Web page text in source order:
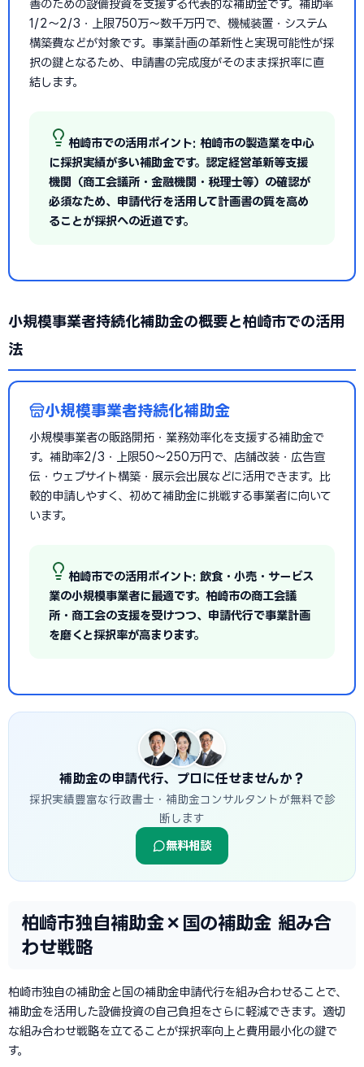
善のための設備投資を支援する代表的な補助金です。補助率
1/2〜2/3・上限750万〜数千万円で、機械装置・システム
構築費などが対象です。事業計画の革新性と実現可能性が採
択の鍵となるため、申請書の完成度がそのまま採択率に直
結します。
柏崎市での活用ポイント: 柏崎市の製造業を中心
に採択実績が多い補助金です。認定経営革新等支援
機関（商工会議所・金融機関・税理士等）の確認が
必須なため、申請代行を活用して計画書の質を高め
ることが採択への近道です。
小規模事業者持続化補助金の概要と柏崎市での活用
法
小規模事業者持続化補助金
小規模事業者の販路開拓・業務効率化を支援する補助金で
す。補助率2/3・上限50〜250万円で、店舗改装・広告宣
伝・ウェブサイト構築・展示会出展などに活用できます。比
較的申請しやすく、初めて補助金に挑戦する事業者に向いて
います。
柏崎市での活用ポイント: 飲食・小売・サービス
業の小規模事業者に最適です。柏崎市の商工会議
所・商工会の支援を受けつつ、申請代行で事業計画
を磨くと採択率が高まります。
補助金の申請代行、プロに任せませんか？
採択実績豊富な行政書士・補助金コンサルタントが無料で診
断します
無料相談
柏崎市独自補助金×国の補助金 組み合
わせ戦略
柏崎市独自の補助金と国の補助金申請代行を組み合わせることで、
補助金を活用した設備投資の自己負担をさらに軽減できます。適切
な組み合わせ戦略を立てることが採択率向上と費用最小化の鍵で
す。